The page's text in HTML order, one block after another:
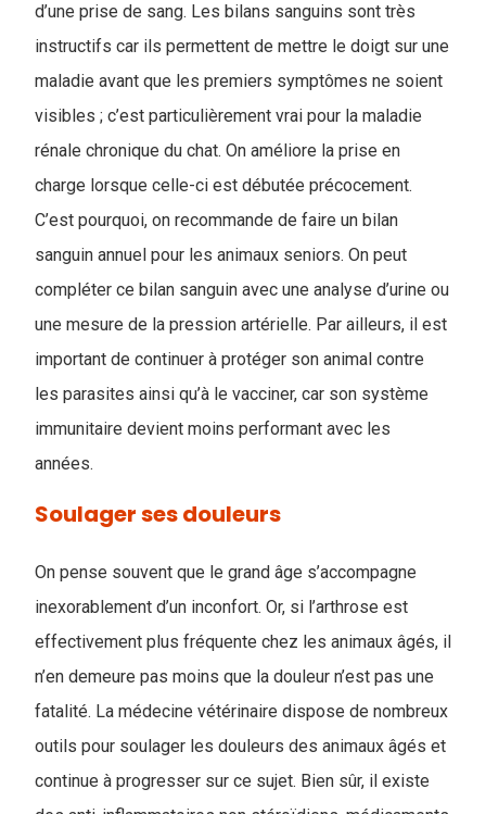
d’une prise de sang. Les bilans sanguins sont très
instructifs car ils permettent de mettre le doigt sur une
maladie avant que les premiers symptômes ne soient
visibles ; c’est particulièrement vrai pour la maladie
rénale chronique du chat. On améliore la prise en
charge lorsque celle-ci est débutée précocement.
C’est pourquoi, on recommande de faire un bilan
sanguin annuel pour les animaux seniors. On peut
compléter ce bilan sanguin avec une analyse d’urine ou
une mesure de la pression artérielle. Par ailleurs, il est
important de continuer à protéger son animal contre
les parasites ainsi qu’à le vacciner, car son système
immunitaire devient moins performant avec les
années.
Soulager ses douleurs
On pense souvent que le grand âge s’accompagne
inexorablement d’un inconfort. Or, si l’arthrose est
effectivement plus fréquente chez les animaux âgés, il
n’en demeure pas moins que la douleur n’est pas une
fatalité. La médecine vétérinaire dispose de nombreux
outils pour soulager les douleurs des animaux âgés et
continue à progresser sur ce sujet. Bien sûr, il existe